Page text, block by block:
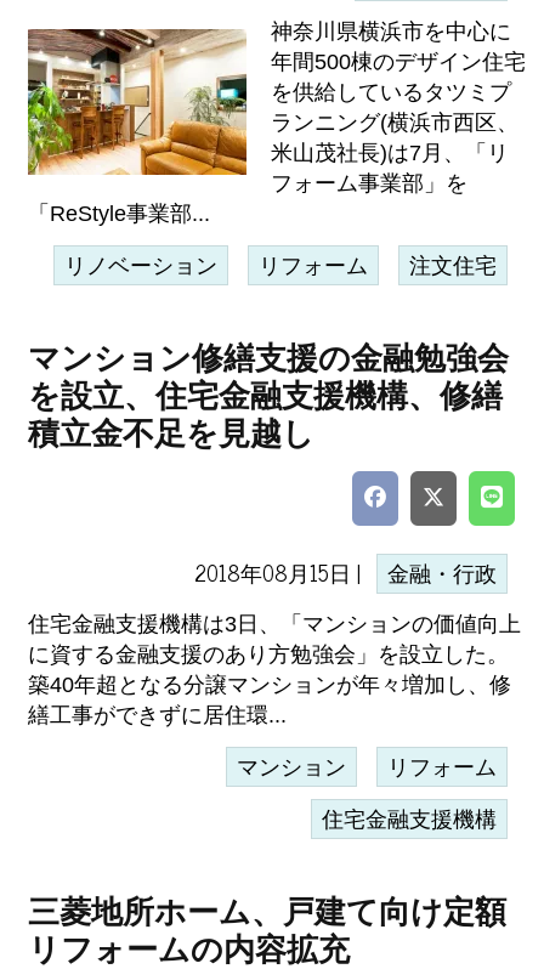
神奈川県横浜市を中心に
年間500棟のデザイン住宅
を供給しているタツミプ
ランニング(横浜市西区、
米山茂社長)は7月、「リ
フォーム事業部」を
「ReStyle事業部...
リノベーション リフォーム 注文住宅
マンション修繕支援の金融勉強会
を設立、住宅金融支援機構、修繕
積立金不足を見越し
2018年08月15日 | 金融・行政
住宅金融支援機構は3日、「マンションの価値向上
に資する金融支援のあり方勉強会」を設立した。
築40年超となる分譲マンションが年々増加し、修
繕工事ができずに居住環...
マンション リフォーム
住宅金融支援機構
三菱地所ホーム、戸建て向け定額
リフォームの内容拡充